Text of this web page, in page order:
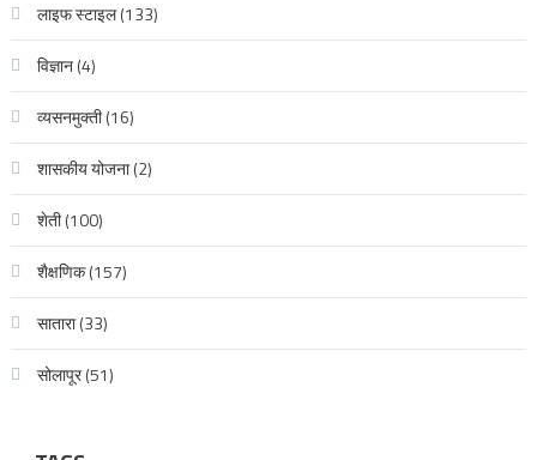
लाइफ स्टाइल(133)
विज्ञान(4)
व्यसनमुक्ती(16)
शासकीय योजना(2)
शेती(100)
शैक्षणिक(157)
सातारा(33)
सोलापूर(51)